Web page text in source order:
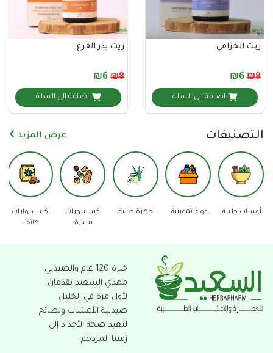
اضافة الي السلة
زيت بذر القرع
اضافة الي السلة
عرض المزيد
تموينية اجهزة طبية
اكسسورات
اكسسوارات
دفاع عن
عدد
خبرة 120 عام والصيدلي
مهدي السعيد يقدمان
لأول مرة في الخليل
صيدلية الأعشاب ونصائح
لنعيد صحة الأجداد إلى
زمننا المزدحم